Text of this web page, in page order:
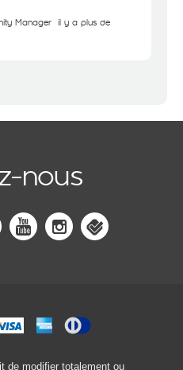
Manager il y a plus de
nous
de modifier totalement ou